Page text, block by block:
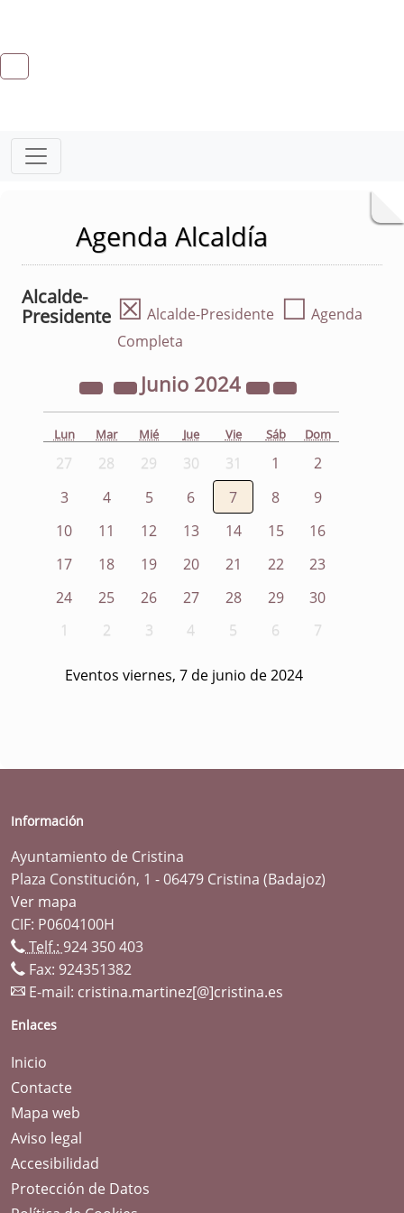
Agenda Alcaldía
Alcalde-
Presidente ☒ Alcalde-Presidente ☐ Agenda
Completa
Junio 2024
Lun Mar Mié Jue Vie Sáb Dom
27 28 29 30 31 1
2
3
4 5 6 7 8
9
10
11 12 13 14 15
16
17
18 19 20 21 22
23
24
25 26 27 28 29
30
1
2 3 4 5 6 7
Eventos viernes, 7 de junio de 2024
Información
Ayuntamiento de Cristina
Plaza Constitución, 1 - 06479 Cristina (Badajoz)
Ver mapa
CIF: P0604100H
Telf.: 924 350 403
Fax: 924351382
E-mail: cristina.martinez[@]cristina.es
Enlaces
Inicio
Contacte
Mapa web
Aviso legal
Accesibilidad
Protección de Datos